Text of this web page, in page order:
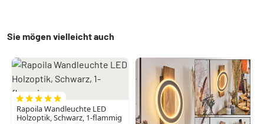
Sie mögen vielleicht auch
Rapoila Wandleuchte LED
Holzoptik, Schwarz, 1-flammig